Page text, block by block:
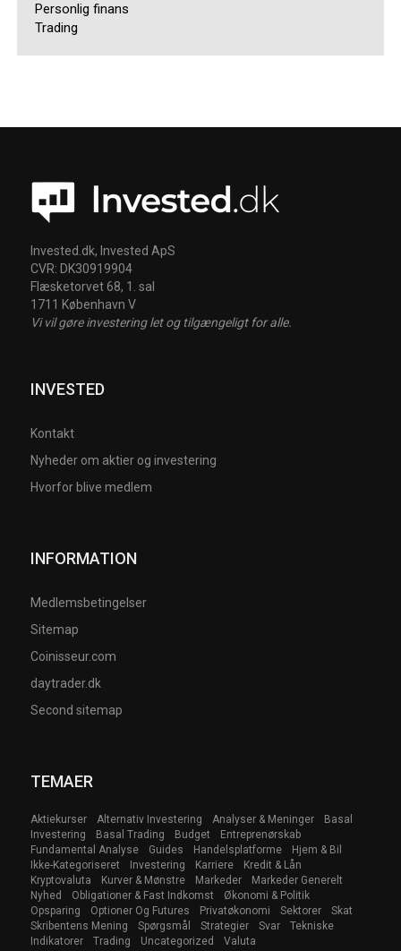
Personlig finans
Trading
Invested.dk, Invested ApS
CVR: DK30919904
Flæsketorvet 68, 1. sal
1711 København V
Vi vil gøre investering let og tilgængeligt for alle.
INVESTED
Kontakt
Nyheder om aktier og investering
Hvorfor blive medlem
INFORMATION
Medlemsbetingelser
Sitemap
Coinisseur.com
daytrader.dk
Second sitemap
TEMAER
Aktiekurser Alternativ Investering Analyser & Meninger
Basal
Investering
Basal Trading Budget
Entreprenørskab
Fundamental Analyse
Guides Handelsplatforme
Hjem & Bil
Ikke-Kategoriseret
Investering Karriere
Kredit & Lån
Kryptovaluta
Kurver & Mønstre Markeder
Markeder Generelt
Nyhed
Obligationer & Fast Indkomst
Økonomi & Politik
Opsparing
Optioner Og Futures Privatøkonomi Sektorer
Skat
Skribentens Mening
Spørgsmål Strategier Svar
Tekniske
Indikatorer
Trading Uncategorized Valuta